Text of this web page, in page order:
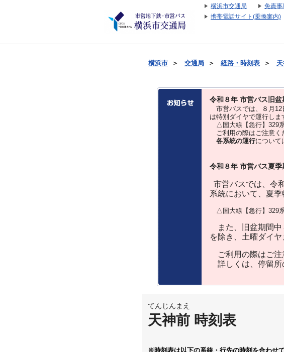
横浜市交通局 免責事
携帯電話サイト(乗換案内)
横浜市 ＞ 交通局 ＞ 経路・時刻表 ＞
令和８年 市営バス旧
市営バスでは、８⽉12
は特別ダイヤで運⾏しま
△国大線【急行】329系
ご利用の際はご注意く
各系統の運行について
令和８年 市営バス夏
市営バスでは、令
系統において、夏季
△国大線【急行】329系
また、旧盆期間中
を除き、土曜ダイヤ
ご利用の際はご注
詳しくは、停留所
てんじんまえ
天神前 時刻表
※時刻表は以下の系統・行先の時刻を合わせ